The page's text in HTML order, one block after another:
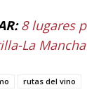
8 lugares
La Mancha
rutas del vino